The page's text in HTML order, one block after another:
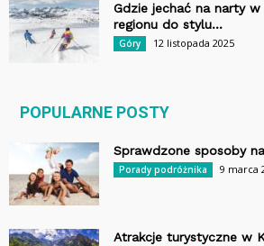
Gdzie jechać na narty
regionu do stylu...
Góry 12 listopada 2025
POPULARNE POSTY
Sprawdzone sposoby
Porady podróżnika 9 marca
Atrakcje turystyczne w